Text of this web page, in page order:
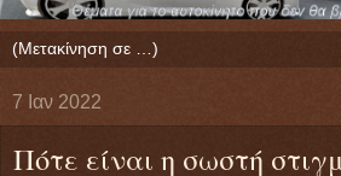
7 Ιαν 2022
Πότε είναι η σωστή